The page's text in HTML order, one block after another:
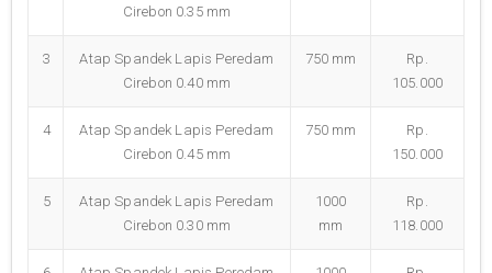
Cirebon 0.35 mm
3
Atap Spandek Lapis Peredam
Cirebon 0.40 mm
750 mm
Rp.
105.000
4
Atap Spandek Lapis Peredam
Cirebon 0.45 mm
750 mm
Rp.
150.000
5
Atap Spandek Lapis Peredam
Cirebon 0.30 mm
1000
mm
Rp.
118.000